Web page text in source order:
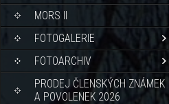
MORS II
FOTOGALERIE
FOTOARCHIV
PRODEJ ČLENSKÝCH ZNÁMEK
A POVOLENEK 2026